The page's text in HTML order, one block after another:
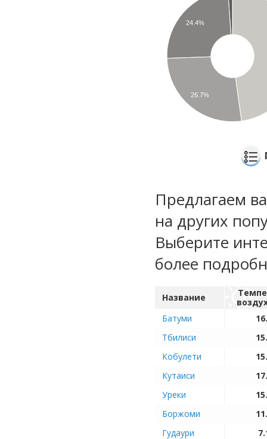
24.4%
26.7%
Предлагаем
на других
Выберите
более
Название
Батуми
Тбилиси
Кобулети
Кутаиси
Уреки
Боржоми
Гудаури